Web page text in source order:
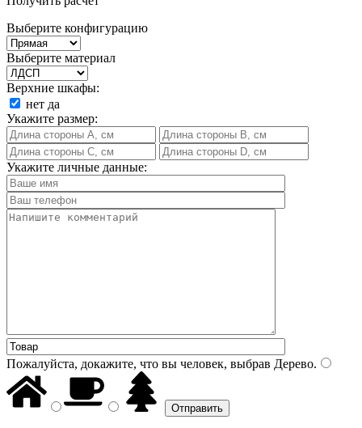
Выберите конфигурацию
Выберите материал
Верхние шкафы:
нет да
Укажите размер:
Укажите личные данные:
Пожалуйста, докажите, что вы человек, выбрав Дерево.